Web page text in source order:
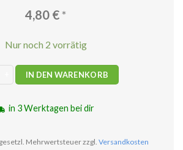
4,80 €*
Nur noch 2 vorrätig
Räucherwerk 10g Menge
IN DEN WARENKORB
in 3 Werktagen bei dir
Mehrwertsteuer zzgl. Versandkosten